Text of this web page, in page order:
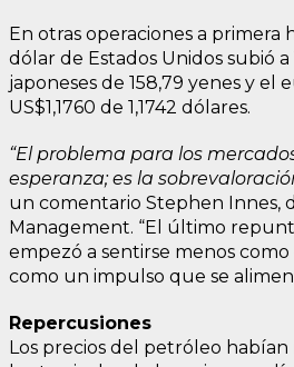
En otras operaciones a primera
dólar de Estados Unidos subió a
japoneses de 158,79 yenes y el
US$1,1760 de 1,1742 dólares.
“El problema para los
esperanza; es la
un comentario Stephen Innes,
Management. “El último
empezó a sentirse menos
como un impulso que se
Repercusiones
Los precios del petróleo